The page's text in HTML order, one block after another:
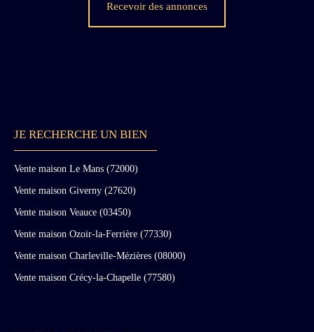
Recevoir des annonces
JE RECHERCHE UN BIEN
Vente maison Le Mans (72000)
Vente maison Giverny (27620)
Vente maison Veauce (03450)
Vente maison Ozoir-la-Ferrière (77330)
Vente maison Charleville-Mézières (08000)
Vente maison Crécy-la-Chapelle (77580)